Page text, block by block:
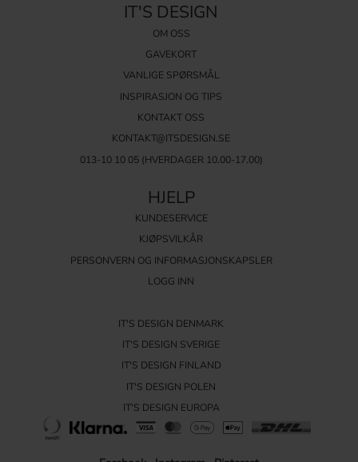
IT'S DESIGN
OM OSS
GAVEKORT
VANLIGE SPØRSMÅL
INSPIRASJON OG TIPS
KONTAKT OSS
KONTAKT@ITSDESIGN.SE
013-10 10 05(HVERDAGER 10.00-17.00)
HJELP
KUNDESERVICE
KJØPSVILKÅR
PERSONVERN OG INFORMASJONSKAPSLER
LOGG INN
IT'S DESIGN DENMARK
IT'S DESIGN SVERIGE
IT'S DESIGN FINLAND
IT'S DESIGN POLEN
IT'S DESIGN EUROPA